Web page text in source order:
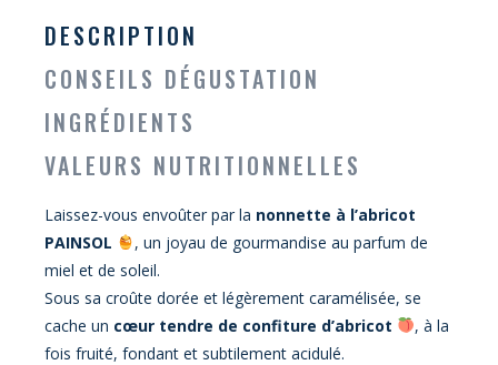
DESCRIPTION
CONSEILS DÉGUSTATION
INGRÉDIENTS
VALEURS NUTRITIONNELLES
Laissez-vous envoûter par la nonnette à l’abricot
PAINSOL
, un joyau de gourmandise au parfum de
miel et de soleil.
Sous sa croûte dorée et légèrement caramélisée, se
cache un cœur tendre de confiture d’abricot
, à la
fois fruité, fondant et subtilement acidulé.